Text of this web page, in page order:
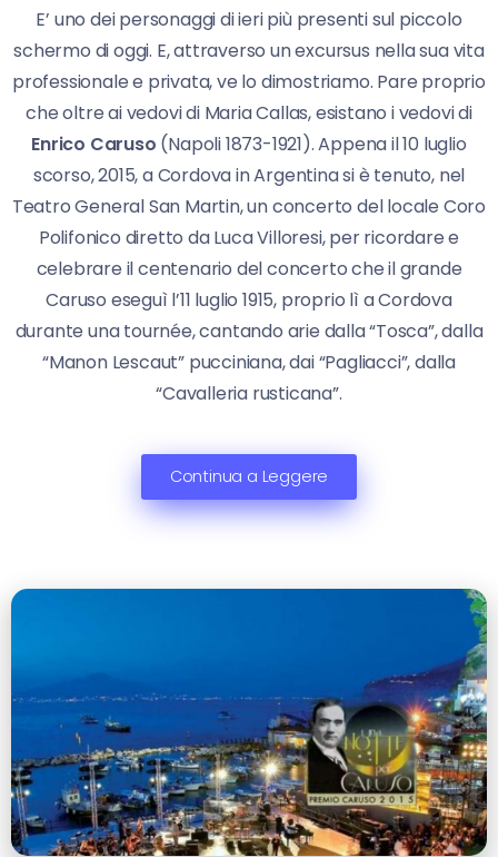
E’ uno dei personaggi di ieri più presenti sul piccolo
schermo di oggi. E, attraverso un excursus nella sua vita
professionale e privata, ve lo dimostriamo. Pare proprio
che oltre ai vedovi di Maria Callas, esistano i vedovi di
Enrico Caruso (Napoli 1873-1921). Appena il 10 luglio
scorso, 2015, a Cordova in Argentina si è tenuto, nel
Teatro General San Martin, un concerto del locale Coro
Polifonico diretto da Luca Villoresi, per ricordare e
celebrare il centenario del concerto che il grande
Caruso eseguì l’11 luglio 1915, proprio lì a Cordova
durante una tournée, cantando arie dalla “Tosca”, dalla
“Manon Lescaut” pucciniana, dai “Pagliacci”, dalla
“Cavalleria rusticana”.
Continua a Leggere